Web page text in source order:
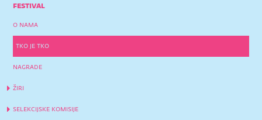
festival
o nama
tko je tko
nagrade
žiri
selekcijske komisije